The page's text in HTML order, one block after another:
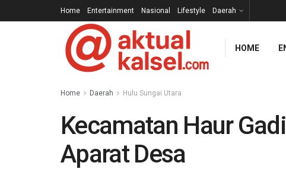
Home Entertainment Nasional Lifestyle Daerah
HOME
Home Daerah Hulu Sungai Utara
Kecamatan Haur
Aparat Desa